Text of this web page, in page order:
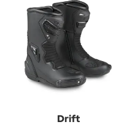
Drift